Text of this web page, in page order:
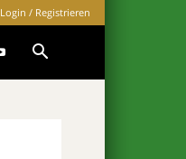
Login / Registrieren